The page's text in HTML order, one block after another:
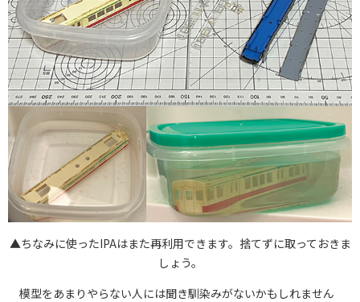
▲ちなみに使ったIPAはまた再利用できます。捨てずに取っておきま
しょう。
模型をあまりやらない人には聞き馴染みがないかもしれません